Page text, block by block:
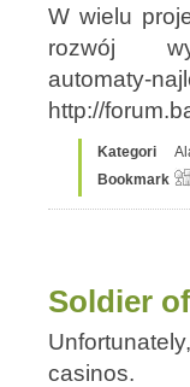
W wielu
rozwój
automaty-
http://
Kategori
Bookmark
Soldier
casinos.